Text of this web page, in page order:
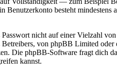
besteht mindestens
nicht auf einer Vielzahl
von phpBB Limited
Die phpBB-Software fragt dich
kannst.